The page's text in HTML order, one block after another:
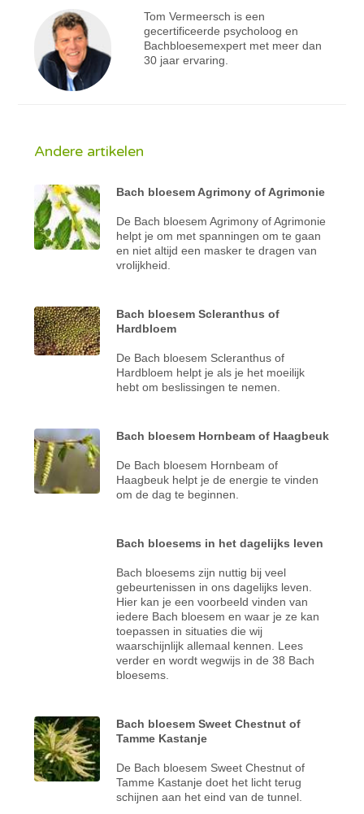
Tom Vermeersch is een
gecertificeerde psycholoog en
Bachbloesemexpert met meer dan
30 jaar ervaring.
Andere artikelen
Bach bloesem Agrimony of Agrimonie
De Bach bloesem Agrimony of Agrimonie
helpt je om met spanningen om te gaan
en niet altijd een masker te dragen van
vrolijkheid.
Bach bloesem Scleranthus of
Hardbloem
De Bach bloesem Scleranthus of
Hardbloem helpt je als je het moeilijk
hebt om beslissingen te nemen.
Bach bloesem Hornbeam of Haagbeuk
De Bach bloesem Hornbeam of
Haagbeuk helpt je de energie te vinden
om de dag te beginnen.
Bach bloesems in het dagelijks leven
Bach bloesems zijn nuttig bij veel
gebeurtenissen in ons dagelijks leven.
Hier kan je een voorbeeld vinden van
iedere Bach bloesem en waar je ze kan
toepassen in situaties die wij
waarschijnlijk allemaal kennen. Lees
verder en wordt wegwijs in de 38 Bach
bloesems.
Bach bloesem Sweet Chestnut of
Tamme Kastanje
De Bach bloesem Sweet Chestnut of
Tamme Kastanje doet het licht terug
schijnen aan het eind van de tunnel.